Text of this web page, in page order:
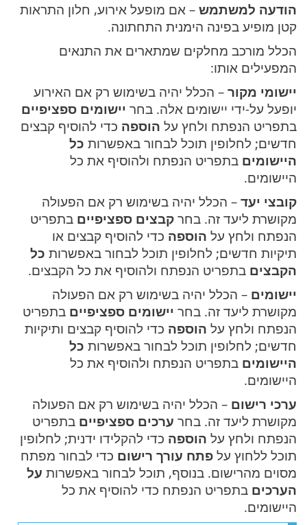
הודעה למשתמש – אם מופעל אירוע, חלון התראות
קטן מופיע בפינה הימנית התחתונה.
הכלל מורכב מחלקים שמתארים את התנאים
המפעילים אותו:
יישומי מקור – הכלל יהיה בשימוש רק אם האירוע
יופעל על-ידי יישומים אלה. בחר יישומים ספציפיים
בתפריט הנפתח ולחץ על הוספה כדי להוסיף קבצים
חדשים; לחלופין תוכל לבחור באפשרות כל
היישומים בתפריט הנפתח ולהוסיף את כל
היישומים.
קובצי יעד – הכלל יהיה בשימוש רק אם הפעולה
מקושרת ליעד זה. בחר קבצים ספציפיים בתפריט
הנפתח ולחץ על הוספה כדי להוסיף קבצים או
תיקיות חדשים; לחלופין תוכל לבחור באפשרות כל
הקבצים בתפריט הנפתח ולהוסיף את כל הקבצים.
יישומים – הכלל יהיה בשימוש רק אם הפעולה
מקושרת ליעד זה. בחר יישומים ספציפיים בתפריט
הנפתח ולחץ על הוספה כדי להוסיף קבצים ותיקיות
חדשים; לחלופין תוכל לבחור באפשרות כל
היישומים בתפריט הנפתח ולהוסיף את כל
היישומים.
ערכי רישום – הכלל יהיה בשימוש רק אם הפעולה
מקושרת ליעד זה. בחר ערכים ספציפיים בתפריט
הנפתח ולחץ על הוספה כדי להקלידו ידנית; לחלופין
תוכל ללחוץ על פתח עורך רישום כדי לבחור מפתח
מסוים מהרישום. בנוסף, תוכל לבחור באפשרות על
הערכים בתפריט הנפתח כדי להוסיף את כל
היישומים.